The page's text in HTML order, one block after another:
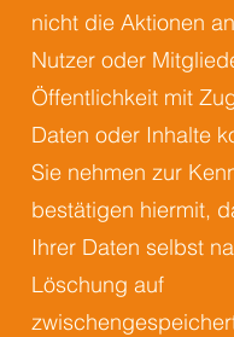
nicht die Aktionen
Nutzer oder
Öffentlichkeit mit
Daten oder Inhalte
Sie nehmen zur
bestätigen hiermit,
Ihrer Daten selbst
Löschung auf